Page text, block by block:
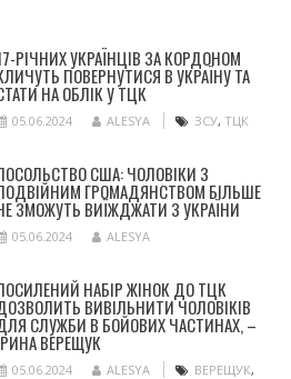
РІЧНИХ УКРАЇНЦІВ ЗА КОРДОНОМ
ПОВЕРНУТИСЯ В УКРАЇНУ ТА
НА ОБЛІК У ТЦК
05.06.2024 ALESYA ЗСУ, ТЦК
США: ЧОЛОВІКИ З
ГРОМАДЯНСТВОМ БІЛЬШЕ
ЗМОЖУТЬ ВИЇЖДЖАТИ З УКРАЇНИ
05.06.2024 ALESYA
НАБІР ЖІНОК ДО ТЦК
ВИВІЛЬНИТИ ЧОЛОВІКІВ
СЛУЖБИ В БОЙОВИХ ЧАСТИНАХ, –
ВЕРЕЩУК
05.06.2024 ALESYA ВЕРЕЩУК,